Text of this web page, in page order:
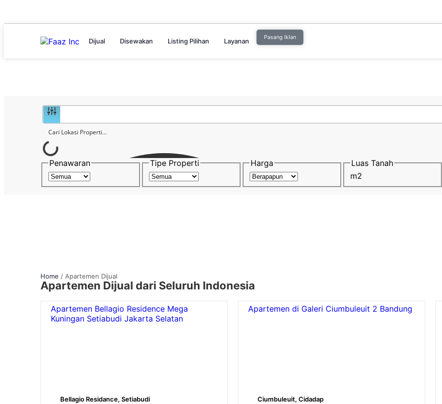
Dijual Disewakan Listing Pilihan Layanan Pasang Iklan
Penawaran
Tipe Properti Harga
Luas Tanah
m2
Home / Apartemen Dijual
Apartemen Dijual dari Seluruh Indonesia
Apartemen Bellagio Residence Mega
Kuningan Setiabudi Jakarta Selatan
Bellagio Residance, Setiabudi
Apartemen di Galeri Ciumbuleuit 2 Bandung
Ciumbuleuit, Cidadap